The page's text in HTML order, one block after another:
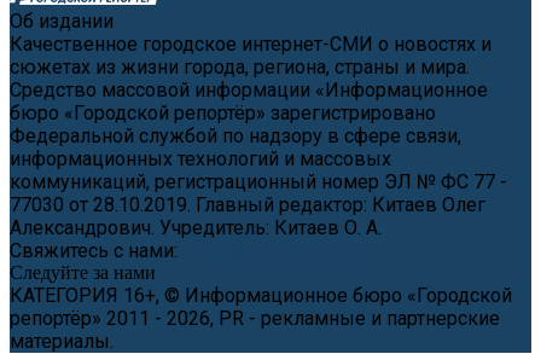
Об издании
Качественное городское интернет-СМИ о новостях и
сюжетах из жизни города, региона, страны и мира.
Средство массовой информации «Информационное
бюро «Городской репортёр» зарегистрировано
Федеральной службой по надзору в сфере связи,
информационных технологий и массовых
коммуникаций, регистрационный номер ЭЛ № ФС 77 -
77030 от 28.10.2019. Главный редактор: Китаев Олег
Александрович. Учредитель: Китаев О. А.
Свяжитесь с нами:
Следуйте за нами
КАТЕГОРИЯ 16+, © Информационное бюро «Городской
репортёр» 2011 - 2026, PR - рекламные и партнерские
материалы.